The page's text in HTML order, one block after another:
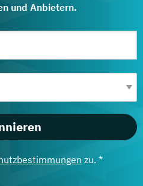
und Anbietern.
zu. *